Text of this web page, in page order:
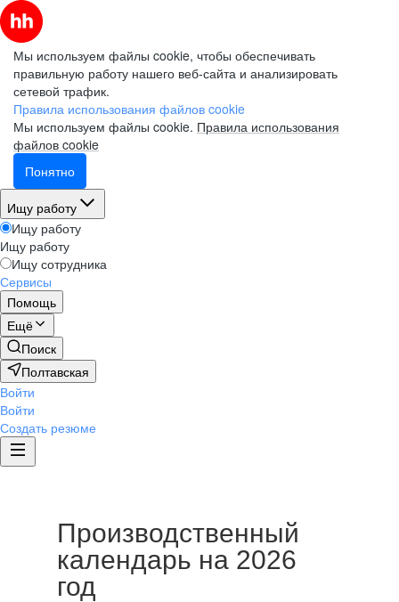
Мы используем файлы cookie, чтобы обеспечивать
правильную работу нашего веб-сайта и анализировать
сетевой трафик.
Правила использования файлов cookie
Мы используем файлы cookie. Правила использования
файлов cookie
Понятно
Ищу работу
Ищу работу
Ищу работу
Ищу сотрудника
Сервисы
Помощь
Ещё
Поиск
Полтавская
Войти
Войти
Создать резюме
Производственный
календарь на 2026
год